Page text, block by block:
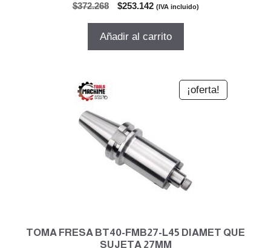
$372.268
El
original
$253.142El
actual
(IVA incluido)
Añadir al carrito
¡oferta!
TOMA FRESA BT40-FMB27-L45 DIAMET QUE
SUJETA 27MM